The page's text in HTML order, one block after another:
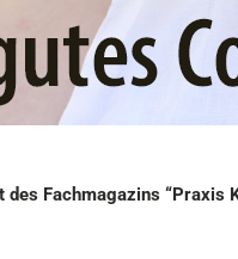
Fachmagazins “Praxis